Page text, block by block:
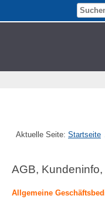
Aktuelle Seite: Startseite
AGB,
Allgemeine